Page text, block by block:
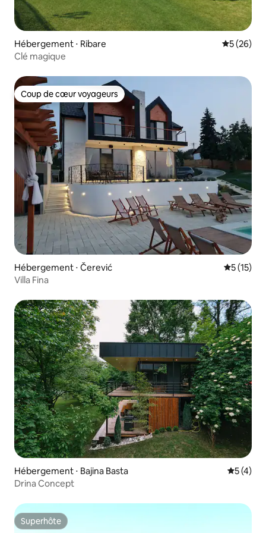
Hébergement ⋅ Ribare
5 (26)
Clé magique
Coup de cœur voyageurs
Coup de cœur voyageurs
Hébergement ⋅ Čerević
5 (15)
Villa Fina
Hébergement ⋅ Bajina Basta
5 (4)
Drina Concept
Superhôte
Superhôte